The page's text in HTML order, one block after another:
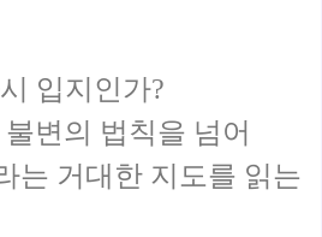
입지인가?
불변의 법칙을 넘어
는 거대한 지도를 읽는